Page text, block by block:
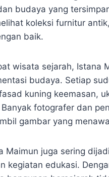
budaya yang
koleksi furnitur
baik.
wisata sejarah, Istana
budaya. Setiap
kuning keemasan,
fotografer dan
gambar yang
Maimun juga sering
kegiatan edukasi.